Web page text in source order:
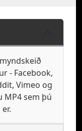
- Facebook,
Vimeo og
MP4 sem þú